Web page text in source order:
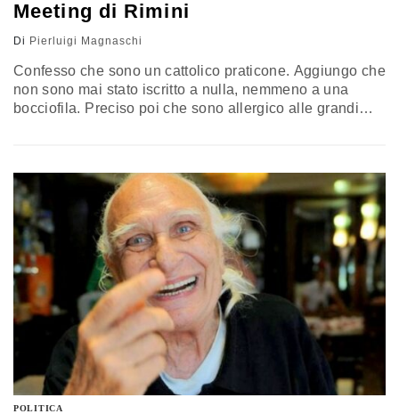
Meeting di Rimini
Di Pierluigi Magnaschi
Confesso che sono un cattolico praticone. Aggiungo che
non sono mai stato iscritto a nulla, nemmeno a una
bocciofila. Preciso poi che sono allergico alle grandi
tutti i media, siano essi…
POLITICA